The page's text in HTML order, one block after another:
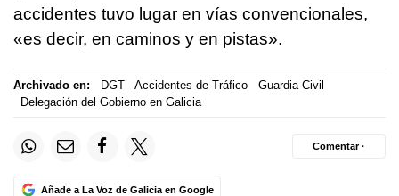
accidentes tuvo lugar en vías convencionales,
«es decir, en caminos y en pistas».
Archivado en: DGT Accidentes de Tráfico
Guardia Civil
Delegación del Gobierno en Galicia
Añade a La Voz de Galicia en Google
Comentar ·